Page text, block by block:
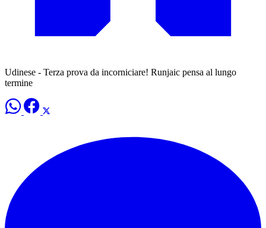
Udinese - Terza prova da incorniciare! Runjaic pensa al lungo
termine